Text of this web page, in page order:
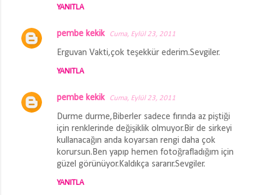
YANITLA
pembe kekik Cuma, Eylül 23, 2011
Erguvan Vakti,çok teşekkür ederim.Sevgiler.
YANITLA
pembe kekik Cuma, Eylül 23, 2011
Durme durme,Biberler sadece fırında az piştiği
için renklerinde değişiklik olmuyor.Bir de sirkeyi
kullanacağın anda koyarsan rengi daha çok
korursun.Ben yapıp hemen fotoğrafladığım için
güzel görünüyor.Kaldıkça sararır.Sevgiler.
YANITLA